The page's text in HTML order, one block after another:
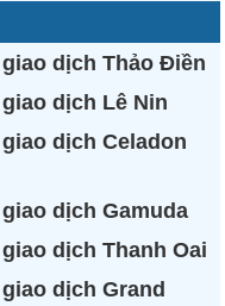
dịch Thảo Điền
dịch Lê Nin
dịch Celadon
dịch Gamuda
dịch Thanh Oai
dịch Grand